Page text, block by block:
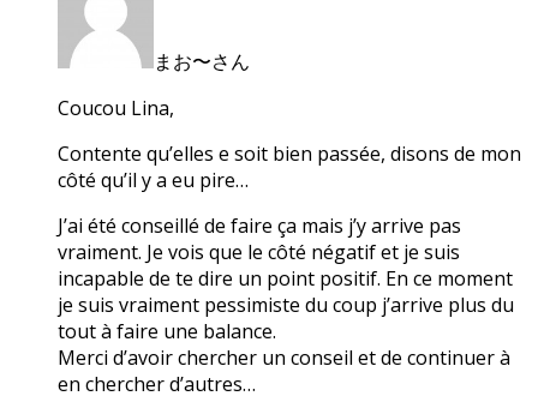
まお〜さん
Coucou Lina,
Contente qu’elles e soit bien passée, disons de mon
côté qu’il y a eu pire…
J’ai été conseillé de faire ça mais j’y arrive pas
vraiment. Je vois que le côté négatif et je suis
incapable de te dire un point positif. En ce moment
je suis vraiment pessimiste du coup j’arrive plus du
tout à faire une balance.
Merci d’avoir chercher un conseil et de continuer à
en chercher d’autres…